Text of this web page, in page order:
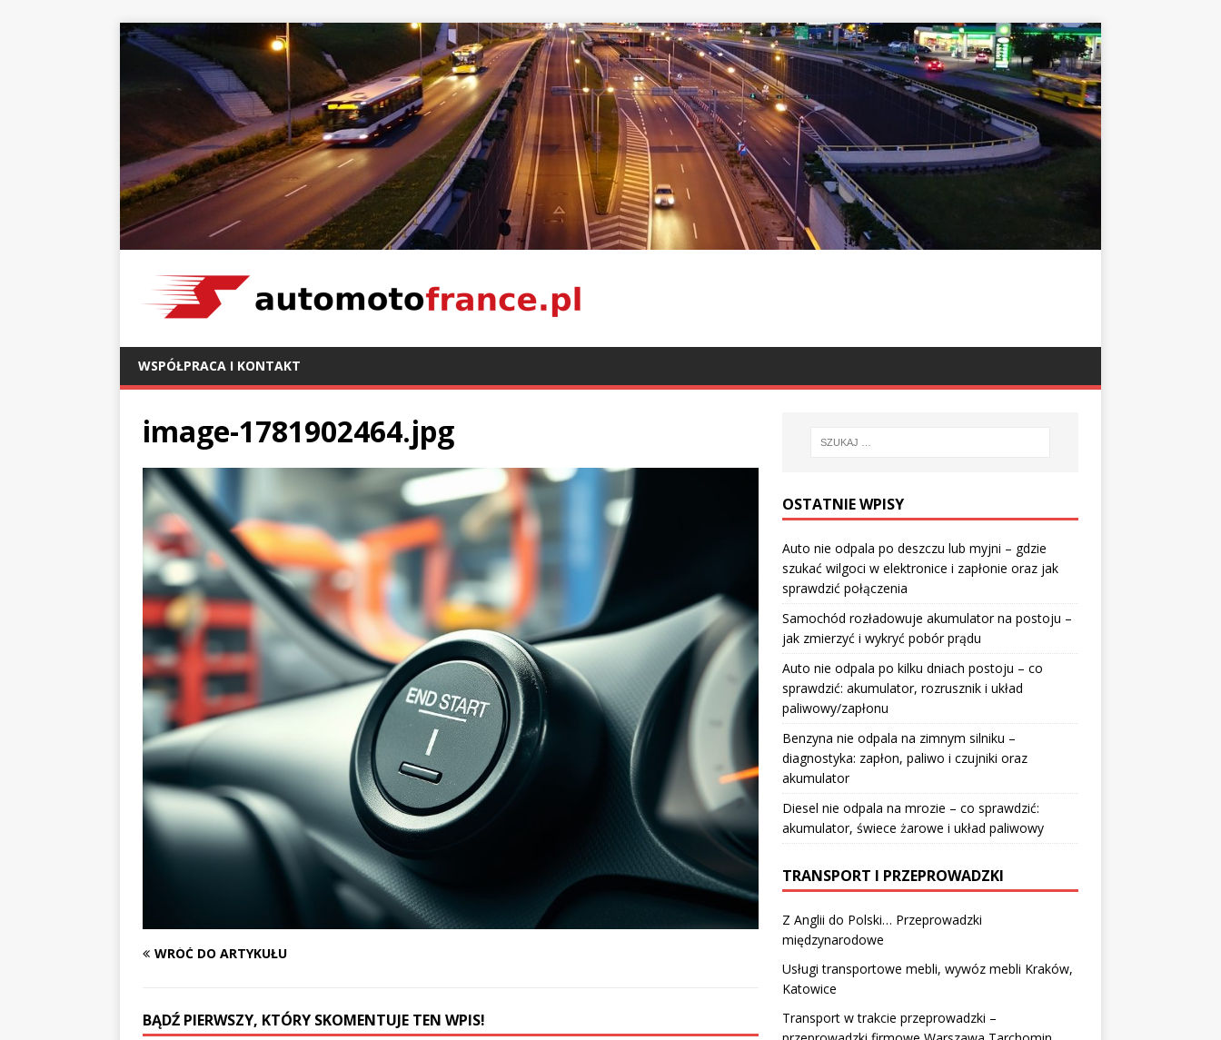
WSPÓŁPRACA I KONTAKT
image-1781902464.jpg
WRÓĆ DO ARTYKUŁU
BĄDŹ PIERWSZY, KTÓRY SKOMENTUJE TEN WPIS!
OSTATNIE WPISY
Auto nie odpala po deszczu lub myjni – gdzie
szukać wilgoci w elektronice i zapłonie oraz jak
sprawdzić połączenia
Samochód rozładowuje akumulator na postoju –
jak zmierzyć i wykryć pobór prądu
Auto nie odpala po kilku dniach postoju – co
sprawdzić: akumulator, rozrusznik i układ
paliwowy/zapłonu
Benzyna nie odpala na zimnym silniku –
diagnostyka: zapłon, paliwo i czujniki oraz
akumulator
Diesel nie odpala na mrozie – co sprawdzić:
akumulator, świece żarowe i układ paliwowy
TRANSPORT I PRZEPROWADZKI
Z Anglii do Polski… Przeprowadzki
międzynarodowe
Usługi transportowe mebli, wywóz mebli Kraków,
Katowice
Transport w trakcie przeprowadzki –